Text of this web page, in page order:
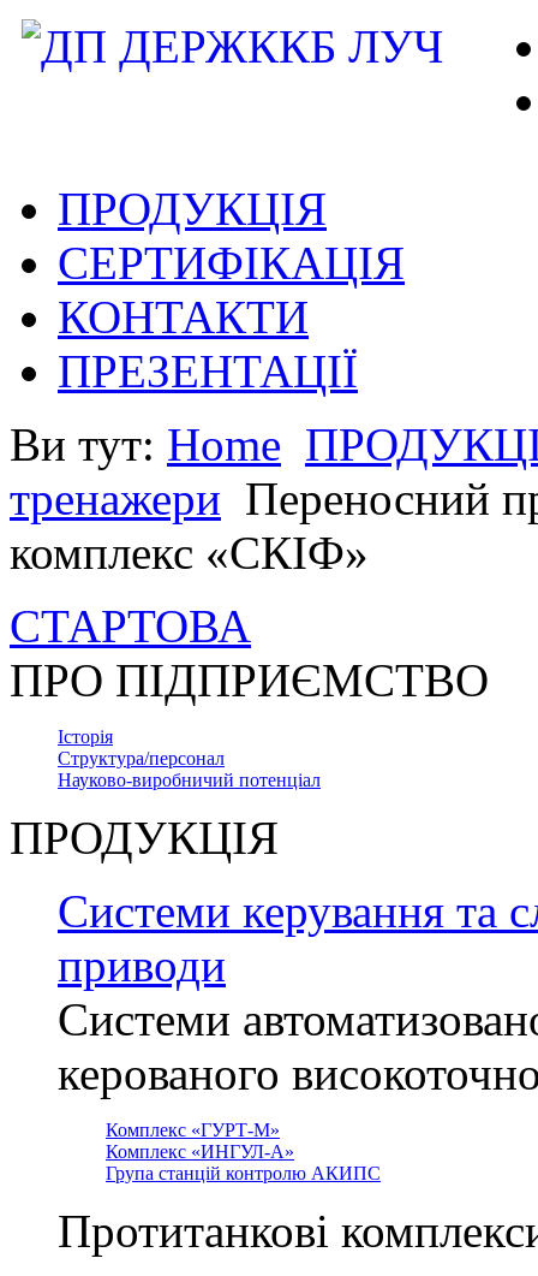
ПРОДУКЦІЯ
СЕРТИФІКАЦІЯ
КОНТАКТИ
ПРЕЗЕНТАЦІЇ
Ви тут: Home
тренажери Переносний
комплекс «СКІФ»
СТАРТОВА
ПРО ПІДПРИЄМСТВО
Історія
Структура/персонал
Науково-виробничий потенціал
ПРОДУКЦІЯ
Системи керування та
приводи
Системи
керованого
Комплекс «ГУРТ-М»
Комплекс «ИНГУЛ-А»
Група станцій контролю АКИПС
Протитанкові